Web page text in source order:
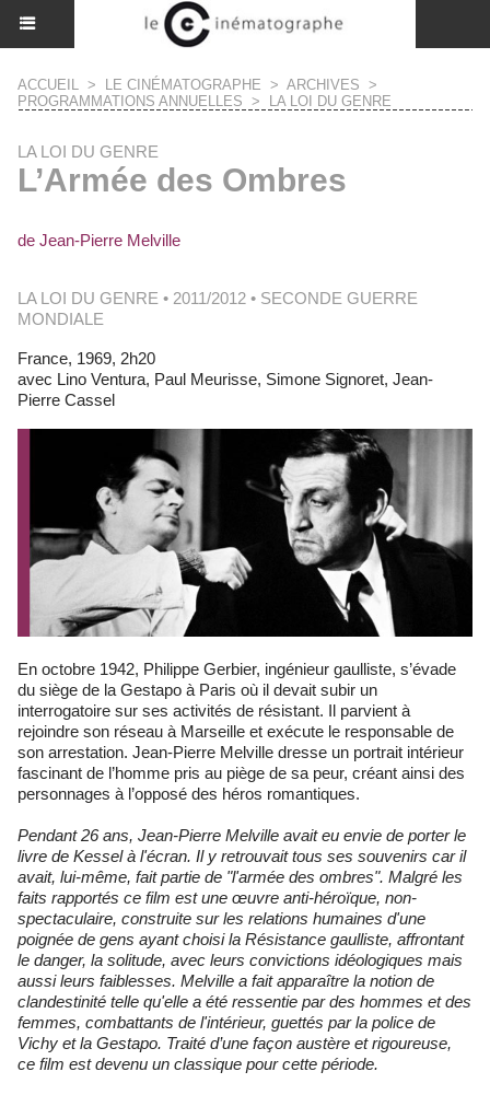
ACCUEIL > LE CINÉMATOGRAPHE > ARCHIVES >
PROGRAMMATIONS ANNUELLES > LA LOI DU GENRE
LA LOI DU GENRE
L’Armée des Ombres
de Jean-Pierre Melville
LA LOI DU GENRE • 2011/2012 • SECONDE GUERRE
MONDIALE
France, 1969, 2h20
avec Lino Ventura, Paul Meurisse, Simone Signoret, Jean-
Pierre Cassel
En octobre 1942, Philippe Gerbier, ingénieur gaulliste, s’évade
du siège de la Gestapo à Paris où il devait subir un
interrogatoire sur ses activités de résistant. Il parvient à
rejoindre son réseau à Marseille et exécute le responsable de
son arrestation. Jean-Pierre Melville dresse un portrait intérieur
fascinant de l’homme pris au piège de sa peur, créant ainsi des
personnages à l’opposé des héros romantiques.
Pendant 26 ans, Jean-Pierre Melville avait eu envie de porter le
livre de Kessel à l'écran. Il y retrouvait tous ses souvenirs car il
avait, lui-même, fait partie de "l'armée des ombres". Malgré les
faits rapportés ce film est une œuvre anti-héroïque, non-
spectaculaire, construite sur les relations humaines d'une
poignée de gens ayant choisi la Résistance gaulliste, affrontant
le danger, la solitude, avec leurs convictions idéologiques mais
aussi leurs faiblesses. Melville a fait apparaître la notion de
clandestinité telle qu'elle a été ressentie par des hommes et des
femmes, combattants de l'intérieur, guettés par la police de
Vichy et la Gestapo. Traité d’une façon austère et rigoureuse,
ce film est devenu un classique pour cette période.